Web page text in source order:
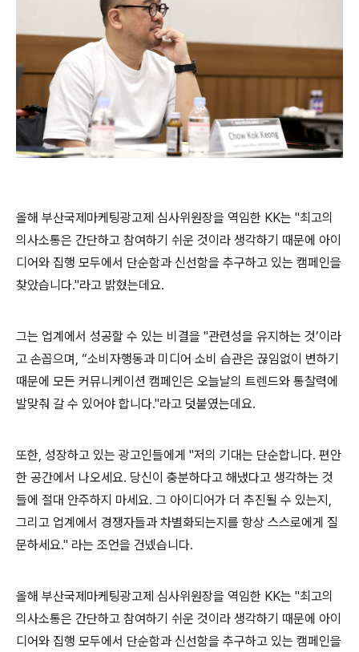
올해 부산국제마케팅광고제 심사위원장을 역임한 KK는 "최고의
의사소통은 간단하고 참여하기 쉬운 것이라 생각하기 때문에 아이
디어와 집행 모두에서 단순함과 신선함을 추구하고 있는 캠페인을
찾았습니다."라고 밝혔는데요.
그는 업계에서 성공할 수 있는 비결을 "관련성을 유지하는 것’이라
고 손꼽으며, “소비자행동과 미디어 소비 습관은 끊임없이 변하기
때문에 모든 커뮤니케이션 캠페인은 오늘날의 트렌드와 통찰력에
발맞춰 갈 수 있어야 합니다."라고 덧붙였는데요.
또한, 성장하고 있는 광고인들에게 "저의 기대는 단순합니다. 편안
한 공간에서 나오세요. 당신이 충분하다고 해냈다고 생각하는 것
들에 절대 안주하지 마세요. 그 아이디어가 더 추진될 수 있는지 ,
그리고 업계에서 경쟁자들과 차별화되는지를 항상 스스로에게 질
문하세요." 라는 조언을 건넸습니다.
올해 부산국제마케팅광고제 심사위원장을 역임한 KK는 "최고의
의사소통은 간단하고 참여하기 쉬운 것이라 생각하기 때문에 아이
디어와 집행 모두에서 단순함과 신선함을 추구하고 있는 캠페인을